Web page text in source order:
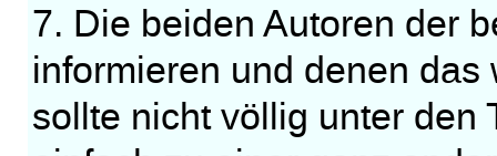
7. Die beiden Autoren der
informieren und denen
sollte nicht völlig unter den